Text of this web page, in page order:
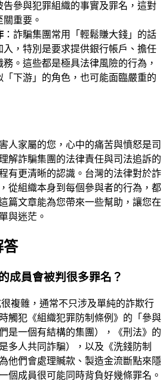
告參與犯罪組織的事實及罪名，這對
重要。
：詐騙集團常用「輕鬆賺大錢」的話
入，特別是要求提供銀行帳戶、擔任
。這些都是極具法律風險的行為，
「下游」的角色，也可能面臨嚴重的
人家屬的您，心中的痛苦與憤怒是司
解詐騙集團的法律責任與司法追訴的
有更清晰的認識。台灣的法律對於詐
從組織本身到每個參與者的行為，都
篇文章能為您帶來一些幫助，讓您在
與迷茫。
答
成員會被判很多罪名？
複雜，通常不只涉及單純的詐欺行
觸犯《組織犯罪防制條例》的「參與
是一個有結構的集團），《刑法》的
多人共同詐騙），以及《洗錢防制
他們會處理贓款、製造金流斷點來隱
個成員很可能同時背負好幾條罪名。